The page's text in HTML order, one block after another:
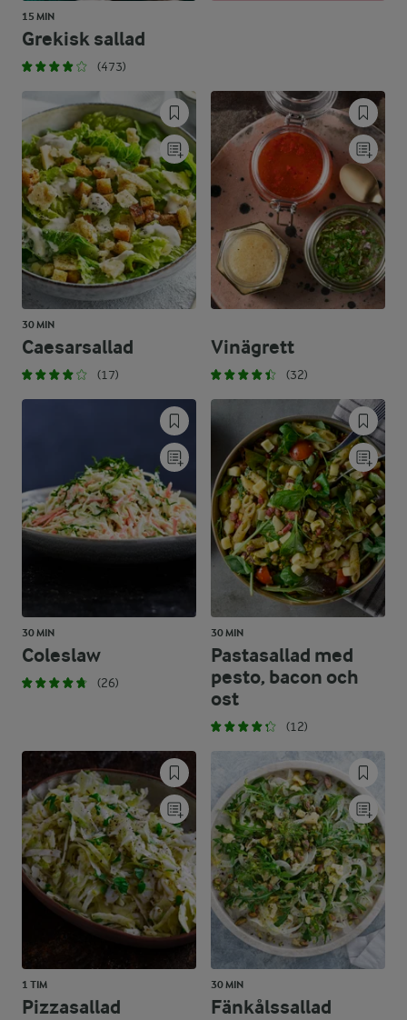
15 MIN
Grekisk sallad
(473)
30 MIN
Caesarsallad
(17)
Vinägrett
(32)
30 MIN
Coleslaw
(26)
30 MIN
Pastasallad med
pesto, bacon och
ost
(12)
1 TIM
Pizzasallad
30 MIN
Fänkålssallad